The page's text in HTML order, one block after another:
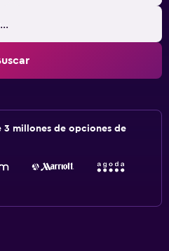
3 millones de opciones de